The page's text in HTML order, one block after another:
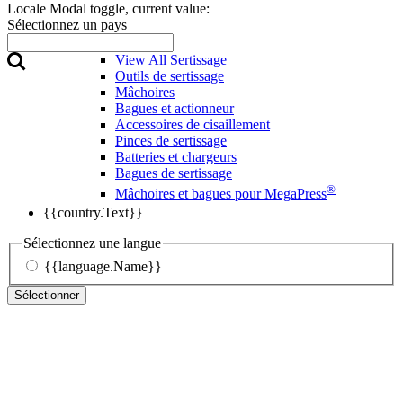
Locale Modal toggle, current value:
Sélectionnez un pays
{{country.Text}}
Sélectionnez une langue
{{language.Name}}
Sélectionner
View All Sertissage
Outils de sertissage
Mâchoires
Bagues et actionneur
Accessoires de cisaillement
Pinces de sertissage
Batteries et chargeurs
Bagues de sertissage
Mâchoires et bagues pour MegaPress®